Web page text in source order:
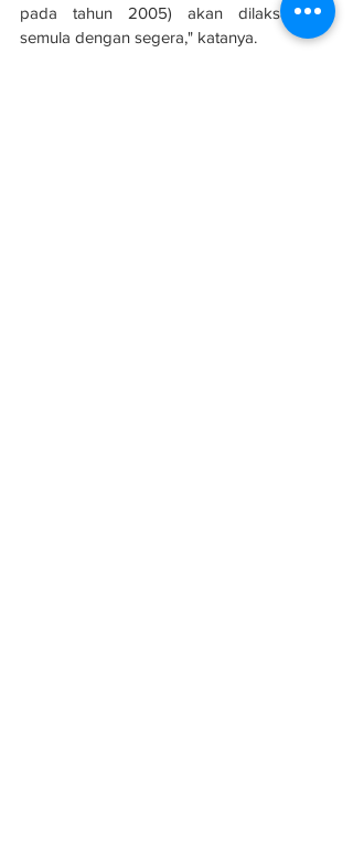
pada tahun 2005) akan dilaksanakan
semula dengan segera," katanya.